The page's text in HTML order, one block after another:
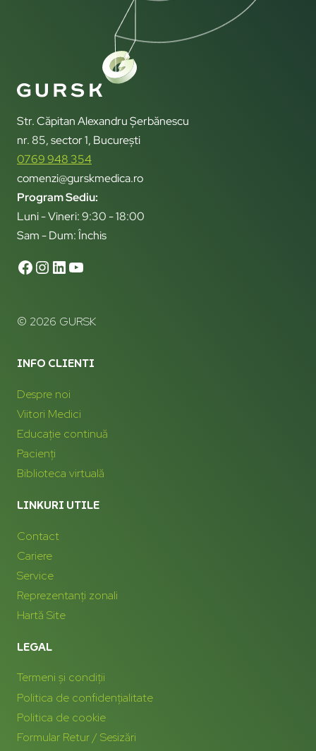
Str. Căpitan Alexandru Șerbănescu
nr. 85, sector 1, București
0769 948 354
comenzi@gurskmedica.ro
Program Sediu:
Luni - Vineri: 9:30 - 18:00
Sam - Dum: Închis
© 2026 GURSK
INFO CLIENTI
Despre noi
Viitori Medici
Educație continuă
Pacienți
Biblioteca virtuală
LINKURI UTILE
Contact
Cariere
Service
Reprezentanți zonali
Hartă Site
LEGAL
Termeni și condiții
Politica de confidențialitate
Politica de cookie
Formular Retur / Sesizări